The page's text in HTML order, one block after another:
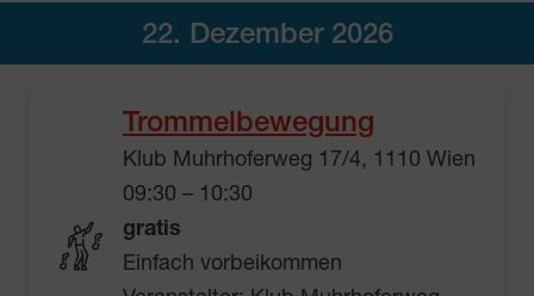
22. Dezember 2026
Trommelbewegung
Klub Muhrhoferweg 17/4, 1110 Wien
09:30 – 10:30
gratis
Einfach vorbeikommen